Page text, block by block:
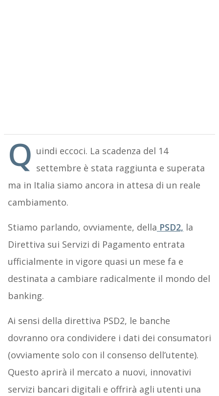
Q uindi eccoci. La scadenza del 14
settembre è stata raggiunta e superata
ma in Italia siamo ancora in attesa di un reale
cambiamento.
Stiamo parlando, ovviamente, della PSD2, la
Direttiva sui Servizi di Pagamento entrata
ufficialmente in vigore quasi un mese fa e
destinata a cambiare radicalmente il mondo del
banking.
Ai sensi della direttiva PSD2, le banche
dovranno ora condividere i dati dei consumatori
(ovviamente solo con il consenso dell’utente).
Questo aprirà il mercato a nuovi, innovativi
servizi bancari digitali e offrirà agli utenti una